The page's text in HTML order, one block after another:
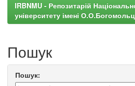
IRBNMU - Репозитарій
університету імені
Пошук
Пошук: